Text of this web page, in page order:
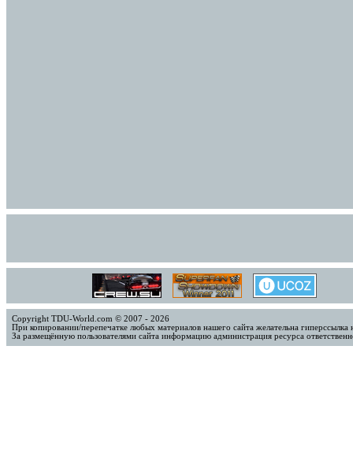
Copyright TDU-World.com © 2007 - 2026
При копировании/перепечатке любых материалов нашего сайта желательна
За размещённую пользователями сайта информацию администрация ресурса